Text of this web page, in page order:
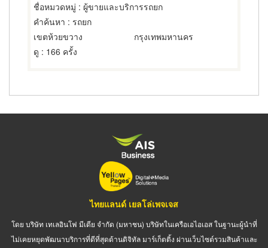
ชื่อหมวดหมู่ : ผู้ขายและบริการรถยก
คำค้นหา : รถยก
เขตห้วยขวาง
กรุงเทพมหานคร
ดู : 166 ครั้ง
ไทยแลนด์ เยลโล่เพจเจส
โดย บริษัท เทเลอินโฟ มีเดีย จำกัด (มหาชน) บริษัทในเครือเอไอเอส ในฐานะผู้นำที่
ไม่เคยหยุดพัฒนาบริการที่ดีที่สุดด้านดิจิทัล มาร์เก็ตติ้ง ผ่านเว็บไซต์รวมสินค้าและ